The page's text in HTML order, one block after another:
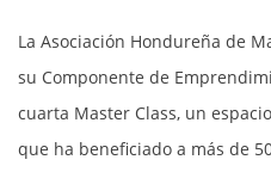
La Asociación Hondureña de
su Componente de
cuarta Master Class, un
que ha beneficiado a más de